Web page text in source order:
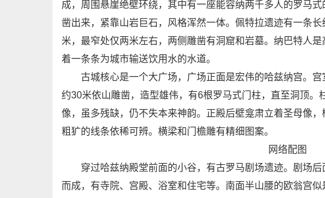
成，周围悬崖绝壁环绕，其中有一座能容纳两千多人的罗马
凿出来，紧靠山岩巨石，风格浑然一体。佩特拉遗迹有一条
米，最窄处仅两米左右，两侧雕凿有洞窟和岩墓。纳巴特人
着一条条为城市输送饮用水的水道。
古城核心是一个大广场，广场正面是宏伟的哈兹纳宫。宫
约30米依山雕凿，造型雄伟，有6根罗马式门柱，直至洞顶。
像，虽多残缺，仍不失本来神韵。正殿后壁龛肃立着圣母像
粗犷的线条依稀可辨。横梁和门檐雕有精细图案。
网络配图
穿过哈兹纳殿堂前面的小谷，有古罗马剧场遗迹。剧场后
而成，有寺院、宫殿、浴室和住宅等。南面半山腰的欧翁宫